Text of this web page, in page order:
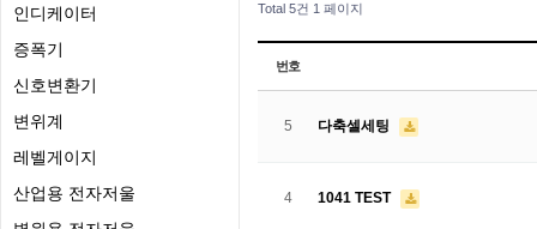
인디케이터
증폭기
신호변환기
변위계
레벨게이지
산업용 전자저울
Total 5건 1 페이지
번호
5 다축셀세팅
4 1041 TEST